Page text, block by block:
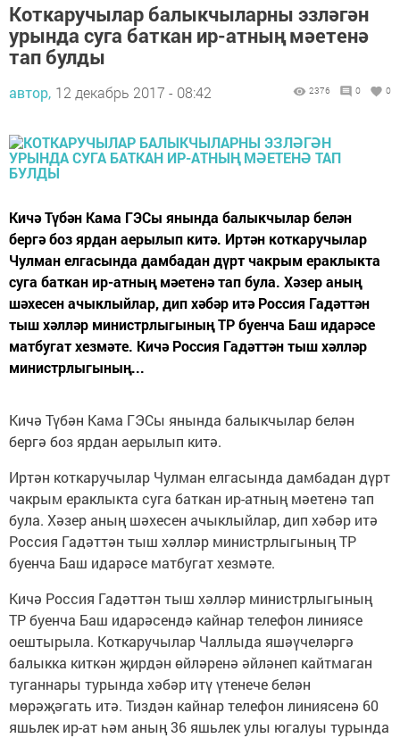
Коткаручылар балыкчыларны эзләгән
урында суга баткан ир-атның мәетенә
тап булды
автор, 12 декабрь 2017 - 08:42 2376 0 0
Кичә Түбән Кама ГЭСы янында балыкчылар белән
бергә боз ярдан аерылып китә. Иртән коткаручылар
Чулман елгасында дамбадан дүрт чакрым ераклыкта
суга баткан ир-атның мәетенә тап була. Хәзер аның
шәхесен ачыклыйлар, дип хәбәр итә Россия Гадәттән
тыш хәлләр министрлыгының ТР буенча Баш идарәсе
матбугат хезмәте. Кичә Россия Гадәттән тыш хәлләр
министрлыгының...
Кичә Түбән Кама ГЭСы янында балыкчылар белән
бергә боз ярдан аерылып китә.
Иртән коткаручылар Чулман елгасында дамбадан дүрт
чакрым ераклыкта суга баткан ир-атның мәетенә тап
була. Хәзер аның шәхесен ачыклыйлар, дип хәбәр итә
Россия Гадәттән тыш хәлләр министрлыгының ТР
буенча Баш идарәсе матбугат хезмәте.
Кичә Россия Гадәттән тыш хәлләр министрлыгының
ТР буенча Баш идарәсендә кайнар телефон линиясе
оештырыла. Коткаручылар Чаллыда яшәүчеләргә
балыкка киткән җирдән өйләренә әйләнеп кайтмаган
туганнары турында хәбәр итү үтенече белән
мөрәҗәгать итә. Тиздән кайнар телефон линиясенә 60
яшьлек ир-ат һәм аның 36 яшьлек улы югалуы турында